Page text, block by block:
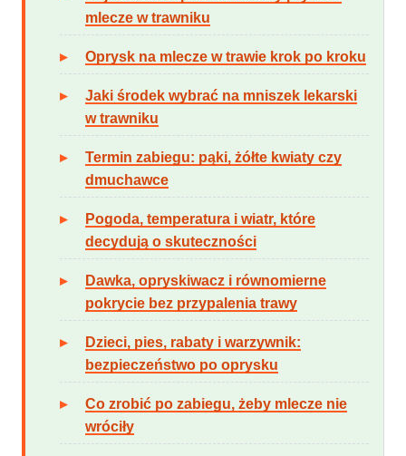
mlecze w trawniku
Oprysk na mlecze w trawie krok po kroku
Jaki środek wybrać na mniszek lekarski
w trawniku
Termin zabiegu: pąki, żółte kwiaty czy
dmuchawce
Pogoda, temperatura i wiatr, które
decydują o skuteczności
Dawka, opryskiwacz i równomierne
pokrycie bez przypalenia trawy
Dzieci, pies, rabaty i warzywnik:
bezpieczeństwo po oprysku
Co zrobić po zabiegu, żeby mlecze nie
wróciły